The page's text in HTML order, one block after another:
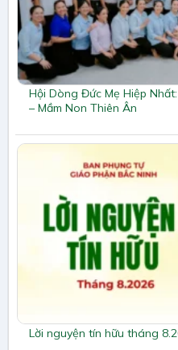
Hội Dòng Đức Mẹ Hiệp
– Mầm Non Thiên Ân
Lời nguyện tín hữu tháng